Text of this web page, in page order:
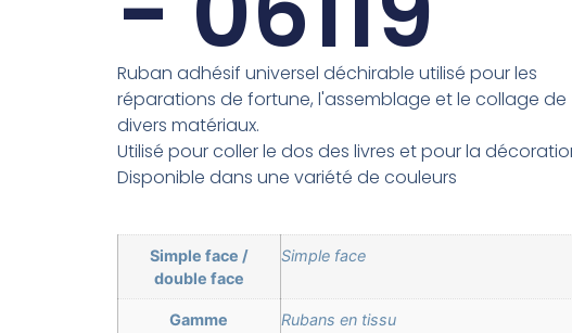
Ruban adhésif universel déchirable utilisé pour les
réparations de fortune, l'assemblage et le collage de
divers matériaux.
Utilisé pour coller le dos des livres et pour la
Disponible dans une variété de couleurs
Simple face /
double face
Simple face
Gamme Rubans en tissu